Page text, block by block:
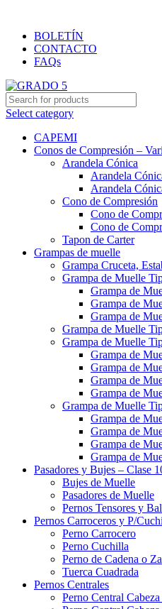
BOLETÍN
CONTACTO
FAQs
Select category
CAPEMI
Conos de Compresión –
Arandela Cónica
Arandela
Arandela
Cono de Compresión
Cono de
Cono de
Tapon de Carter
Grampas de muelle
Grampa Cruceta,
Grampa de Muelle
Grampa de
Grampa de
Grampa de
Grampa de Muelle
Grampa de Muelle
Grampa de
Grampa de
Grampa de
Grampa de
Grampa de Muelle
Grampa de
Grampa de
Grampa de
Grampa de
Pasadores y Bujes – Clase
Bujes de Muelle
Pasadores de Muelle
Pernos Tensores y
Pernos Carroceros y P/
Perno Carrocero
Perno Cuchilla
Perno de Cadena o
Tuerca Cuadrada
Pernos Centrales
Perno Central